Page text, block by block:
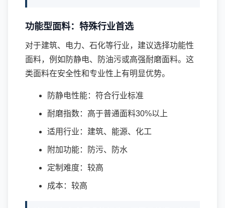
功能型面料：特殊行业首选
对于建筑、电力、石化等行业，建议选择功能性
面料，例如防静电、防油污或高强耐磨面料。这
类面料在安全性和专业性上有明显优势。
防静电性能：符合行业标准
耐磨指数：高于普通面料30%以上
适用行业：建筑、能源、化工
附加功能：防污、防水
定制难度：较高
成本：较高